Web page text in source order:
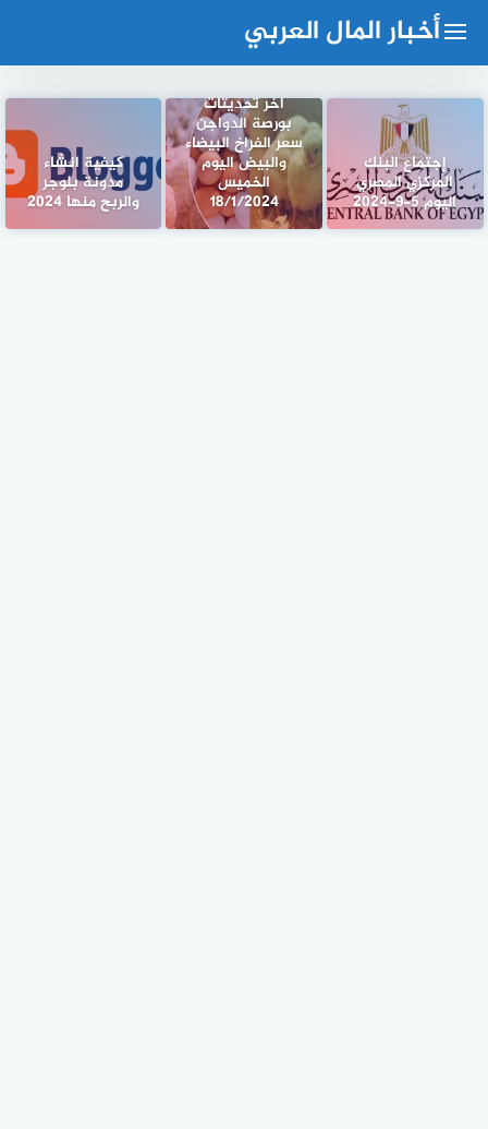
أخبار المال العربي
إجتماع البنك
المركزي المصري
اليوم 5-9-2024
أخر تحديثات
بورصة الدواجن
سعر الفراخ البيضاء
والبيض اليوم
الخميس
18/1/2024
كيفية انشاء
مدونة بلوجر
والربح منها 2024